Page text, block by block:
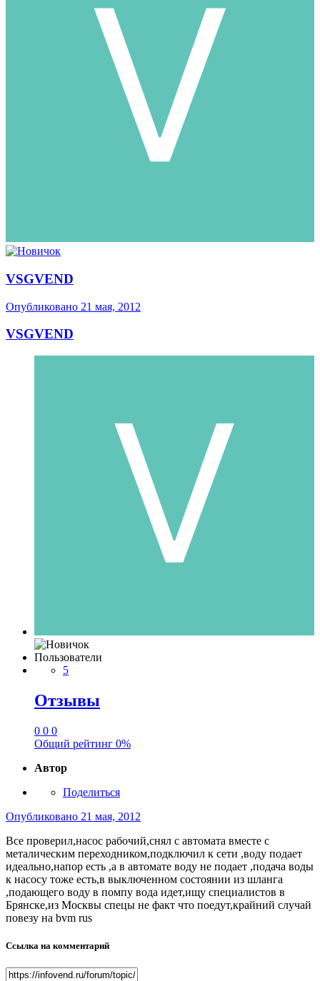
VSGVEND
Опубликовано 21 мая, 2012
VSGVEND
Пользователи
5
Отзывы
0 0 0
Общий рейтинг 0%
Автор
Поделиться
Опубликовано 21 мая, 2012
Все проверил,насос рабочий,снял с автомата вместе с
металическим переходником,подключил к сети ,воду подает
идеально,напор есть ,а в автомате воду не подает ,подача воды
к насосу тоже есть,в выключенном состоянии из шланга
,подающего воду в помпу вода идет,ищу специалистов в
Брянске,из Москвы спецы не факт что поедут,крайний случай
повезу на bvm rus
Ссылка на комментарий